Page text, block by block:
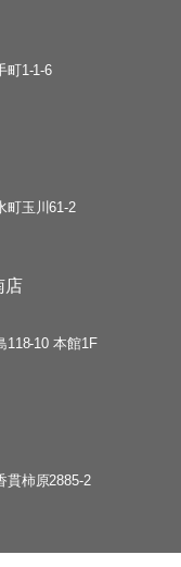
町1-1-6
町玉川61-2
店
118-10 本館1F
貫柿原2885-2